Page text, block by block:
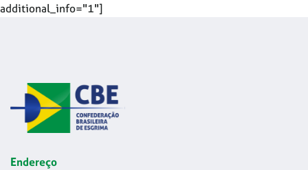
additional_info="1"]
Endereço